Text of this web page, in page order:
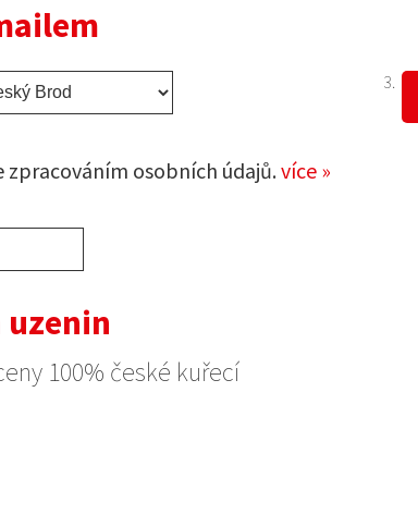
3.
zpracováním osobních údajů.více »
uzenin
100% české kuřecí